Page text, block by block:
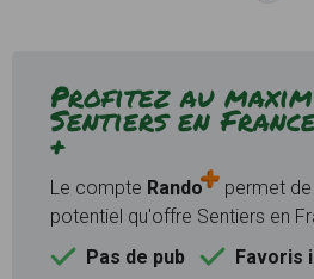
Profitez au
Sentiers en
+
Le compte Rando
permet
potentiel qu'offre Sentiers en
Pas de pub
Favoris